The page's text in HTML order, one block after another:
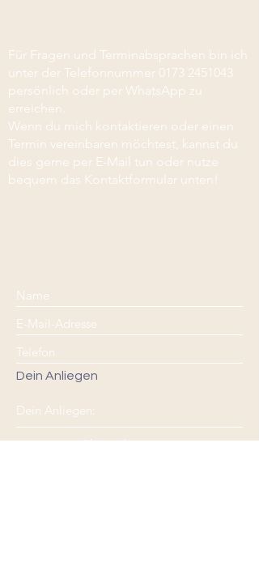
Für Fragen und Terminabsprachen bin ich
unter der Telefonnummer 0173 2451043
persönlich oder per WhatsApp zu
erreichen.
Wenn du mich kontaktieren oder einen
Termin vereinbaren möchtest, kannst du
dies gerne per E-Mail tun oder nutze
bequem das Kontaktformular unten!
Dein Anliegen
Absenden